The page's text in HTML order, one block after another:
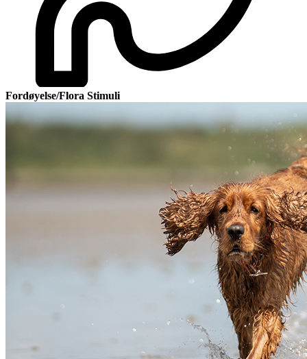
Fordøyelse/Flora Stimuli